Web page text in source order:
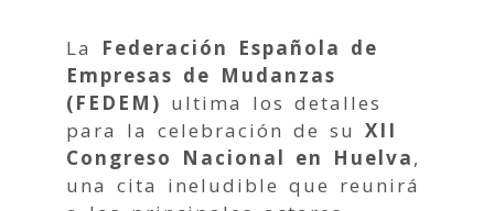
La Federación Española de
Empresas de Mudanzas
(FEDEM) ultima los detalles
para la celebración de su XII
Congreso Nacional en Huelva,
una cita ineludible que reunirá